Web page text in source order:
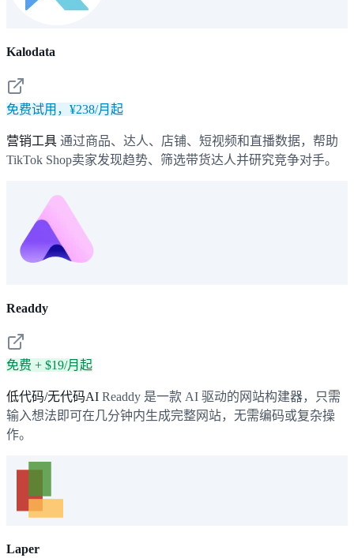
Kalodata
免费试用，¥238/月起
营销工具 通过商品、达人、店铺、短视频和直播数据，帮助
TikTok Shop卖家发现趋势、筛选带货达人并研究竞争对手。
Readdy
免费 + $19/月起
低代码/无代码AI Readdy 是一款 AI 驱动的网站构建器，只需
输入想法即可在几分钟内生成完整网站，无需编码或复杂操
作。
Laper